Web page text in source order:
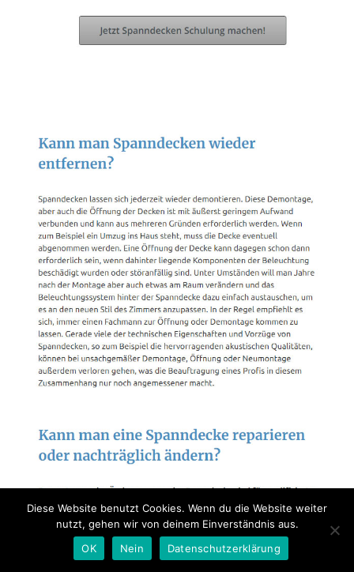
Diese Website benutzt Cookies. Wenn du die Website weiter
nutzt, gehen wir von deinem Einverständnis aus.
OK
Nein Datenschutzerklärung